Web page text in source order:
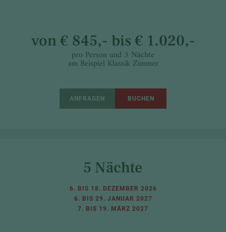
von € 845,- bis € 1.020,-
pro Person und 3 Nächte
am Beispiel Klassik Zimmer
ANFRAGEN BUCHEN
5 Nächte
6. BIS 18. DEZEMBER 2026
6. BIS 29. JANUAR 2027
7. BIS 19. MÄRZ 2027